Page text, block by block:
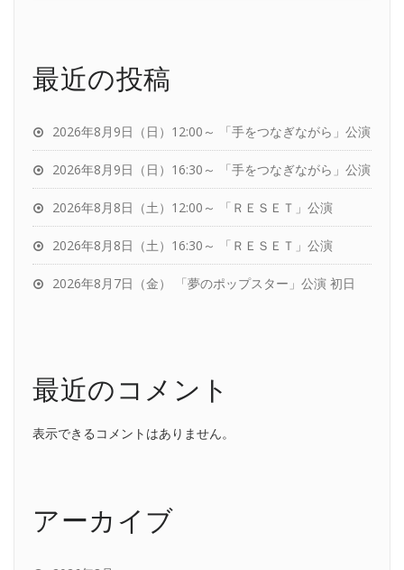
最近の投稿
2026年8月9日（日）12:00～ 「手をつなぎながら」公演
2026年8月9日（日）16:30～ 「手をつなぎながら」公演
2026年8月8日（土）12:00～ 「ＲＥＳＥＴ」公演
2026年8月8日（土）16:30～ 「ＲＥＳＥＴ」公演
2026年8月7日（金） 「夢のポップスター」公演 初日
最近のコメント
表示できるコメントはありません。
アーカイブ